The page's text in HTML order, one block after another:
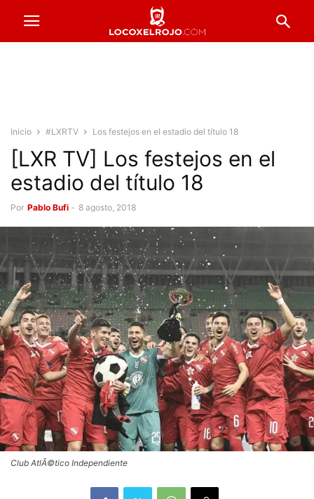
Inicio #LXRTV Los festejos en el estadio del título 18
[LXR TV] Los festejos en el
estadio del título 18
Por Pablo Bufi - 8 agosto, 2018
Club AtlÃ©tico Independiente